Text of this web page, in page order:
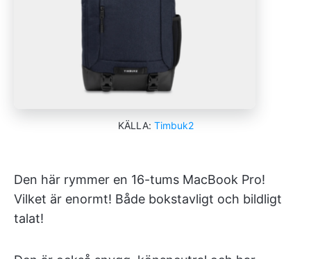
KÄLLA: Timbuk2
Den här rymmer en 16-tums MacBook Pro!
Vilket är enormt! Både bokstavligt och bildligt
talat!